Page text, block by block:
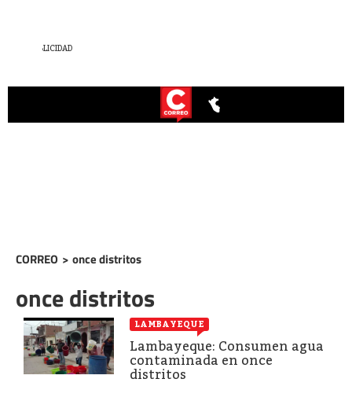
CORREO > once distritos
once distritos
LAMBAYEQUE
Lambayeque: Consumen agua
contaminada en once
distritos